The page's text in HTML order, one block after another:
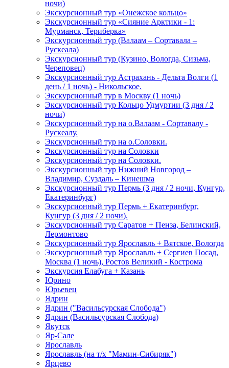
ночи)
Экскурсионный тур «Онежское кольцо»
Экскурсионный тур «Сияние Арктики - 1:
Мурманск, Териберка»
Экскурсионный тур (Валаам – Сортавала –
Рускеала)
Экскурсионный тур (Кузино, Вологда, Сизьма,
Череповец)
Экскурсионный тур Астрахань - Дельта Волги (1
день / 1 ночь) - Никольское.
Экскурсионный тур в Москву (1 ночь)
Экскурсионный тур Кольцо Удмуртии (3 дня / 2
ночи)
Экскурсионный тур на о.Валаам - Сортавалу -
Рускеалу.
Экскурсионный тур на о.Соловки.
Экскурсионный тур на Соловки
Экскурсионный тур на Соловки.
Экскурсионный тур Нижний Новгород –
Владимир, Суздаль – Кинешма
Экскурсионный тур Пермь (3 дня / 2 ночи, Кунгур,
Екатеринбург)
Экскурсионный тур Пермь + Екатеринбург,
Кунгур (3 дня / 2 ночи).
Экскурсионный тур Саратов + Пенза, Белинский,
Лермонтово
Экскурсионный тур Ярославль + Вятское, Вологда
Экскурсионный тур Ярославль + Сергиев Посад,
Москва (1 ночь), Ростов Великий - Кострома
Экскурсия Елабуга + Казань
Юрино
Юрьевец
Ядрин
Ядрин ("Васильсурская Слобода")
Ядрин (Васильсурская Слобода)
Якутск
Яр-Сале
Ярославль
Ярославль (на т/х "Мамин-Сибиряк")
Ярцево